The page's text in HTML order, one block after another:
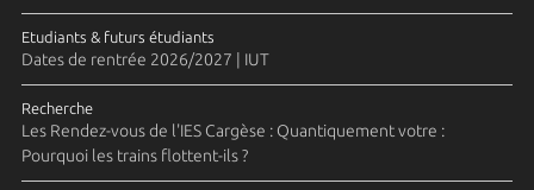
Etudiants & futurs étudiants
Dates de rentrée 2026/2027 | IUT
Recherche
Les Rendez-vous de l'IES Cargèse : Quantiquement votre :
Pourquoi les trains flottent-ils ?